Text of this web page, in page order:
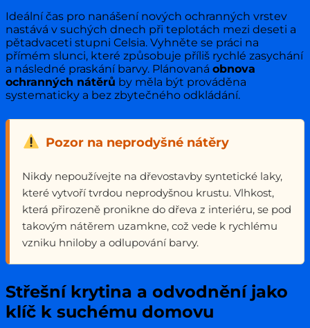
Ideální čas pro nanášení nových ochranných vrstev
nastává v suchých dnech při teplotách mezi deseti a
pětadvaceti stupni Celsia. Vyhněte se práci na
přímém slunci, které způsobuje příliš rychlé zasychání
a následné praskání barvy. Plánovaná obnova
ochranných nátěrů by měla být prováděna
systematicky a bez zbytečného odkládání.
Pozor na neprodyšné nátěry
Nikdy nepoužívejte na dřevostavby syntetické laky,
které vytvoří tvrdou neprodyšnou krustu. Vlhkost,
která přirozeně pronikne do dřeva z interiéru, se pod
takovým nátěrem uzamkne, což vede k rychlému
vzniku hniloby a odlupování barvy.
Střešní krytina a odvodnění jako
klíč k suchému domovu